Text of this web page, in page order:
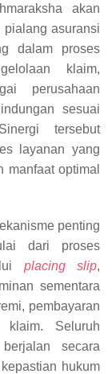
akan
asuransi
dalam proses
klaim,
perusahaan
sesuai
tersebut
layanan yang
manfaat optimal
penting
dari proses
placing slip,
sementara
pembayaran
Seluruh
secara
hukum